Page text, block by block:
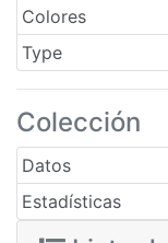
Colores
Type
Colección
Datos
Estadísticas